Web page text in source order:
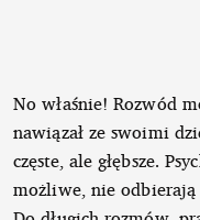
No właśnie! Rozwód
nawiązał ze swoimi
częste, ale głębsze.
możliwe, nie odbierają